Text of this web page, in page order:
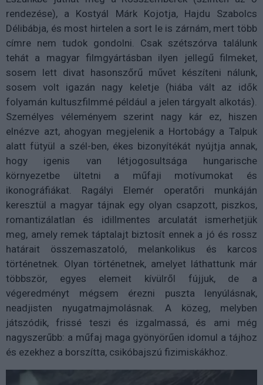
rendezése), a Kostyál Márk Kojotja, Hajdu Szabolcs
Délibábja, és most hirtelen a sort le is zárnám, mert több
címre nem tudok gondolni. Csak szétszórva találunk
tehát a magyar filmgyártásban ilyen jellegű filmeket,
sosem lett divat hasonszőrű művet készíteni nálunk,
sosem volt igazán nagy keletje (hiába vált az idők
folyamán kultuszfilmmé például a jelen tárgyalt alkotás).
Személyes véleményem szerint nagy kár ez, hiszen
elnézve azt, ahogyan megjelenik a Hortobágy a Talpuk
alatt fütyül a szél-ben, ékes bizonyítékát nyújtja annak,
hogy igenis van létjogosultsága hungarische
környezetbe ültetni a műfaji motívumokat és
ikonográfiákat. Ragályi Elemér operatőri munkáján
keresztül a magyar tájnak egy olyan csapzott, piszkos,
romantizálatlan és idillmentes arculatát ismerhetjük
meg, amely remek táptalajt biztosít ennek a jó és rossz
határait összemaszatoló, melankolikus és karcos
történetnek. Olyan történetnek, amelyet láthattunk már
többször, egyes elemeit kívülről fújjuk, de a
végeredményt mégsem érezni puszta lenyúlásnak,
neadjisten nyugatmajmolásnak. A közeg, melyben
játszódik, frissé teszi és izgalmassá, és ami még
nagyszerűbb: a műfaj maga gyönyörűen idomul a tájhoz
és ezekhez a borszítta, csikóbajszú fizimiskákhoz.